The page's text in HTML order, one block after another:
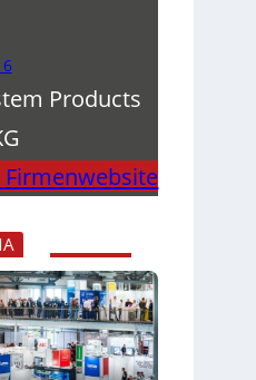
Products
Firmenwebsite